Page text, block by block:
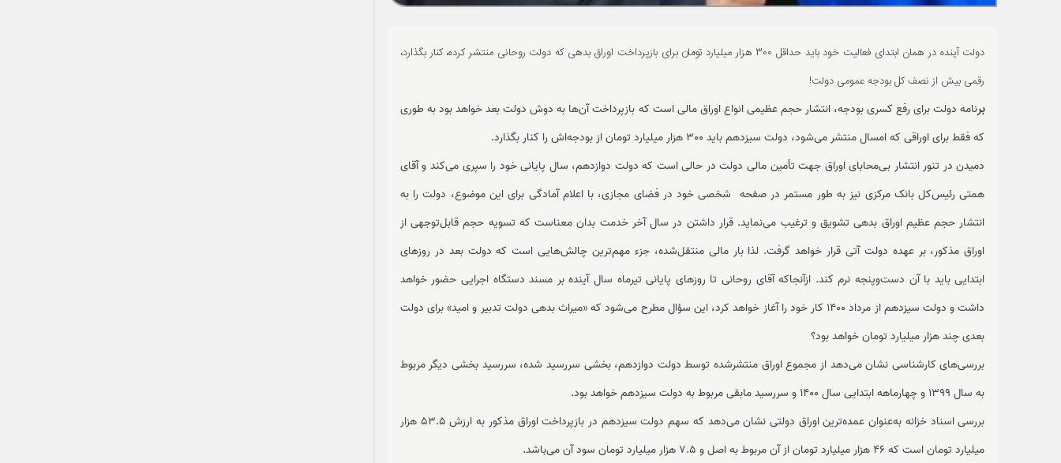
دولت آینده در همان ابتدای فعالیت خود باید حداقل 300 هزار میلیارد تومان برای بازپرداخت اوراق بدهی که دولت روحانی منتشر کرده، کنار بگذارد،
رقمی بیش از نصف کل بودجه عمومی دولت!
برنامه دولت برای رفع کسری بودجه، انتشار حجم عظیمی انواع اوراق مالی است که بازپرداخت آن‌ها به دوش دولت بعد خواهد بود به طوری
که فقط برای اوراقی که امسال منتشر می‌شود، دولت سیزدهم باید 300 هزار میلیارد تومان از بودجه‌اش را کنار بگذارد.
دمیدن در تنور انتشار بی‌محابای اوراق جهت تأمین مالی دولت در حالی است که دولت دوازدهم، سال پایانی خود را سپری می‌کند و آقای
همتی رئیس‌کل بانک مرکزی نیز به طور مستمر در صفحه شخصی خود در فضای مجازی، با اعلام آمادگی برای این موضوع، دولت را به
انتشار حجم عظیم اوراق بدهی تشویق و ترغیب می‌نماید. قرار داشتن در سال آخر خدمت بدان معناست که تسویه حجم قابل‌توجهی از
اوراق مذکور، بر عهده دولت آتی قرار خواهد گرفت. لذا بار مالی منتقل‌شده، جزء مهم‌ترین چالش‌هایی است که دولت بعد در روزهای
ابتدایی باید با آن دست‌وپنجه نرم کند. ازآنجاکه آقای روحانی تا روزهای پایانی تیرماه سال آینده بر مسند دستگاه اجرایی حضور خواهد
داشت و دولت سیزدهم از مرداد 1400 کار خود را آغاز خواهد کرد، این سؤال مطرح می‌شود که «میراث بدهی دولت تدبیر و امید» برای دولت
بعدی چند هزار میلیارد تومان خواهد بود؟
بررسی‌های کارشناسی نشان می‌دهد از مجموع اوراق منتشرشده توسط دولت دوازدهم، بخشی سررسید شده، سررسید بخشی دیگر مربوط
به سال 1399 و چهارماهه ابتدایی سال 1400 و سررسید مابقی مربوط به دولت سیزدهم خواهد بود.
بررسی اسناد خزانه به‌عنوان عمده‌ترین اوراق دولتی نشان می‌دهد که سهم دولت سیزدهم در بازپرداخت اوراق مذکور به ارزش 53.5 هزار
میلیارد تومان است که 46 هزار میلیارد تومان از آن مربوط به اصل و 7.5 هزار میلیارد تومان سود آن می‌باشد.